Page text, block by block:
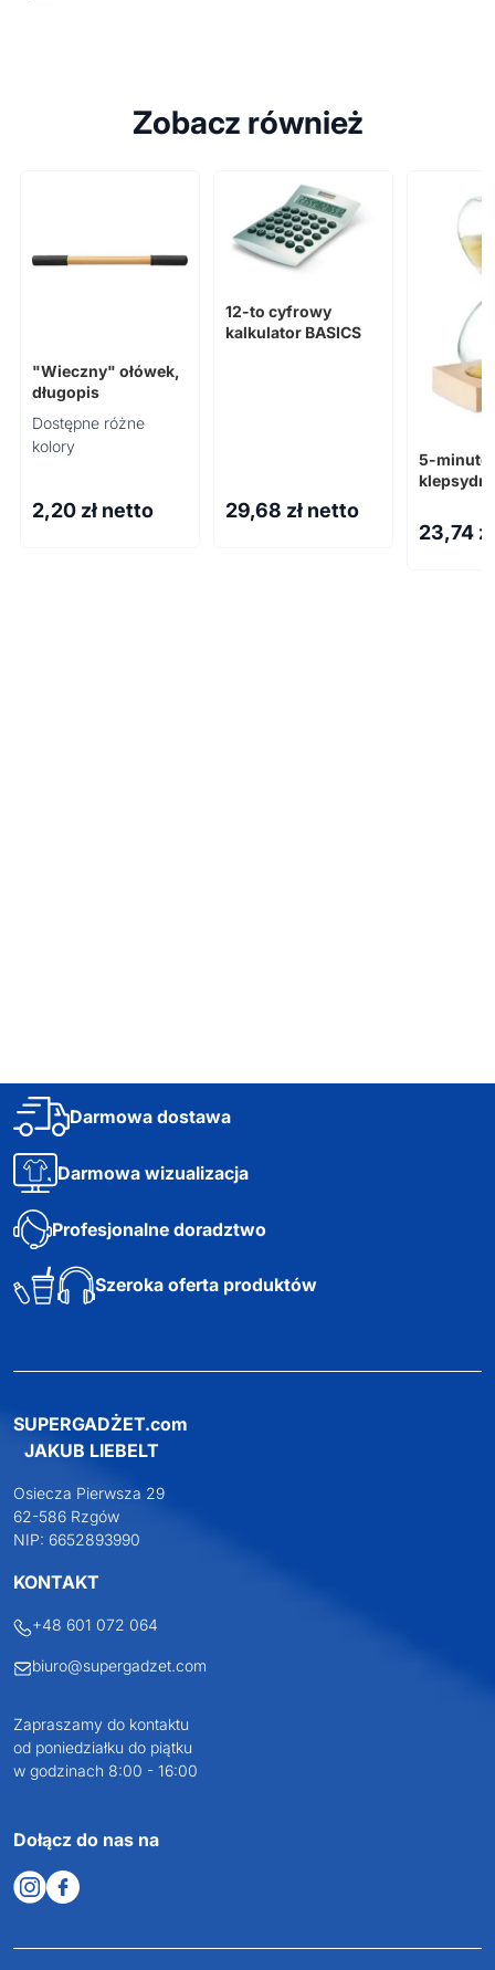
Zobacz również
"Wieczny" ołówek,
długopis
Dostępne różne
kolory
2,20 zł netto
12-to cyfrowy
kalkulator BASICS
29,68 zł netto
5-
23,74
Darmowa dostawa
Darmowa wizualizacja
Profesjonalne doradztwo
Szeroka oferta produktów
SUPERGADŻET.com
JAKUB LIEBELT
Osiecza Pierwsza 29
62-586 Rzgów
NIP: 6652893990
KONTAKT
+48 601 072 064
biuro@supergadzet.com
Zapraszamy do kontaktu
od poniedziałku do piątku
w godzinach 8:00 - 16:00
Dołącz do nas na